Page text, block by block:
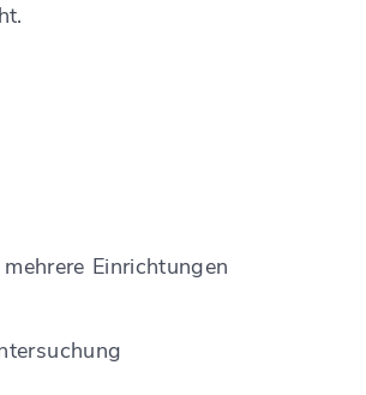
Einrichtungen